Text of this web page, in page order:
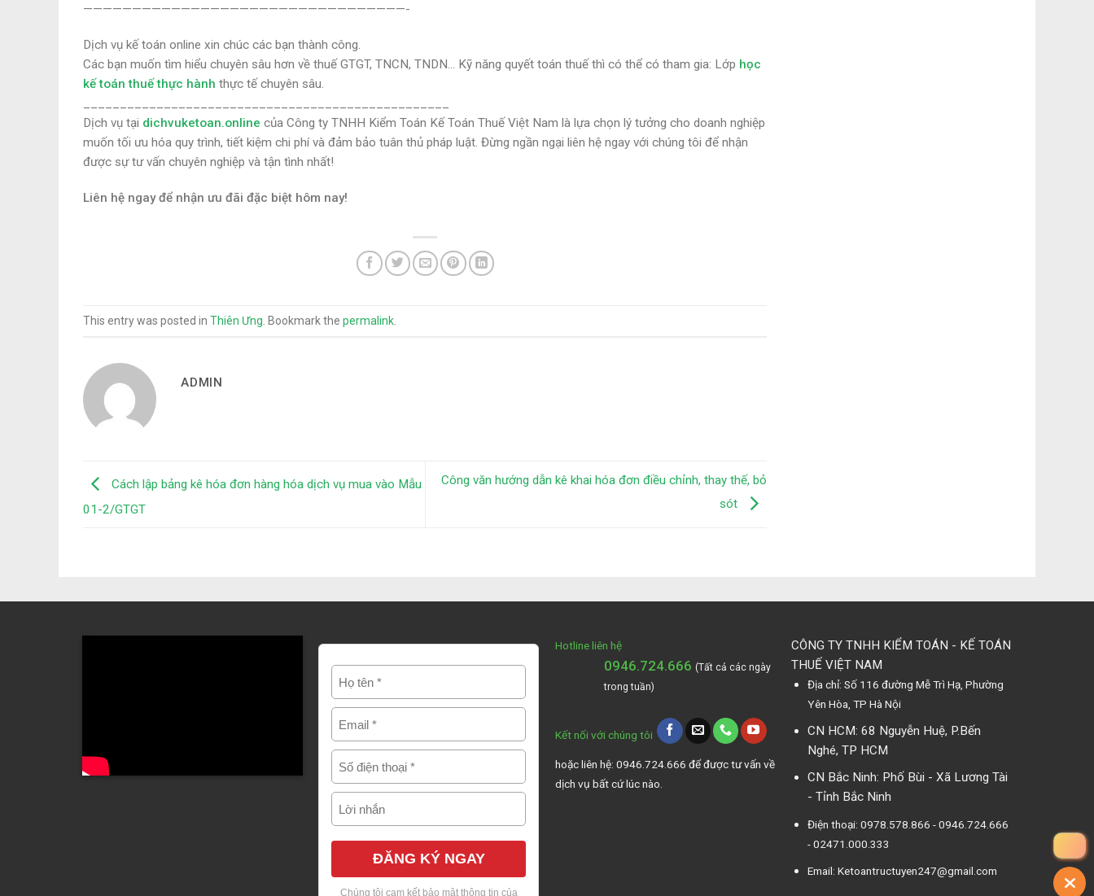
—————————————————————————————————-
Dịch vụ kế toán online xin chúc các bạn thành công.
Các bạn muốn tìm hiểu chuyên sâu hơn về thuế GTGT, TNCN, TNDN… Kỹ năng quyết toán thuế thì có thể có tham gia: Lớp học
kế toán thuế thực hành thực tế chuyên sâu.
Dịch vụ tại dichvuketoan.online của Công ty TNHH Kiểm Toán Kế Toán Thuế Việt Nam là lựa chọn lý tưởng cho doanh nghiệp
muốn tối ưu hóa quy trình, tiết kiệm chi phí và đảm bảo tuân thủ pháp luật. Đừng ngần ngại liên hệ ngay với chúng tôi để nhận
được sự tư vấn chuyên nghiệp và tận tình nhất!
Liên hệ ngay để nhận ưu đãi đặc biệt hôm nay!
This entry was posted in Thiên Ưng . Bookmark the permalink
ADMIN
Cách lập bảng kê hóa đơn hàng hóa dịch vụ mua vào Mẫu
01-2/GTGT
Công văn hướng dẫn kê khai hóa đơn điều chỉnh, thay thế, bỏ
sót
Hotline liên hệ
0946.724.666 (Tất cả các ngày
trong tuần)
Kết nối với chúng tôi
hoặc liên hệ: 0946.724.666 để được tư vấn về
dịch vụ bất cứ lúc nào.
CÔNG TY TNHH KIỂM TOÁN - KẾ TOÁN
THUẾ VIỆT NAM
Địa chỉ: Số 116 đường Mễ Trì Hạ, Phường
Yên Hòa, TP Hà Nội
CN HCM: 68 Nguyễn Huệ, P.Bến
Nghé, TP HCM
CN Bắc Ninh: Phố Bùi - Xã Lương Tài
- Tỉnh Bắc Ninh
Điện thoại: 0978.578.866 - 0946.724.666
- 02471.000.333
Email: Ketoantructuyen247@gmail.com